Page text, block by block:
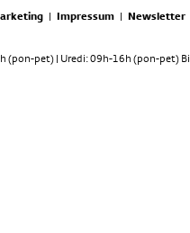
| Impressum | Newsletter
(pon-pet) | Uredi: 09h-16h (pon-pet)